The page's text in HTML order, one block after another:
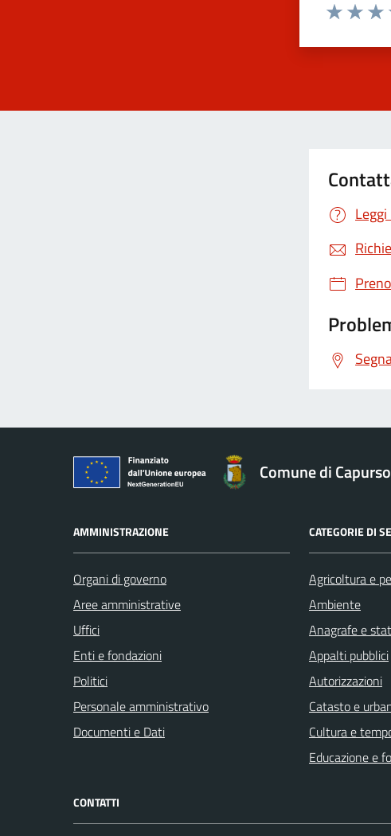
Comune di Capurso
AMMINISTRAZIONE
Organi di governo
Aree amministrative
Uffici
Enti e fondazioni
Politici
Personale amministrativo
Documenti e Dati
CATEGORIE DI
Agricoltura e
Ambiente
Anagrafe e
Appalti pubblici
Autorizzazioni
Catasto e
Cultura e
Educazione e
CONTATTI